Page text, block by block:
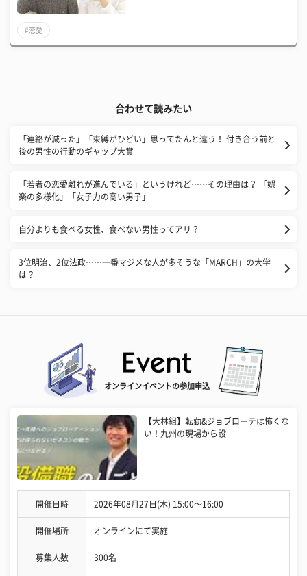
#恋愛
合わせて読みたい
「連絡が減った」「束縛がひどい」思ってたんと違う！ 付き合う前と
後の男性の行動のギャップ大賞
「若者の恋愛離れが進んでいる」というけれど……その理由は？ 「娯
楽の多様化」「女子力の高い男子」
自分よりも食べる女性、食べない男性ってアリ？
3位明治、2位法政……一番マジメな人が多そうな「MARCH」の大学
は？
オンラインイベントの参加申込
【大林組】転勤&ジョブローテは怖くな
い！九州の現場から設
開催日時 2026年08月27日(木) 15:00〜16:00
開催場所 オンラインにて実施
募集人数 300名